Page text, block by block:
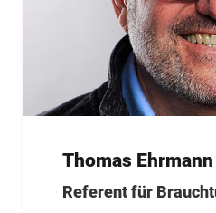
Thomas Ehrmann
Referent für